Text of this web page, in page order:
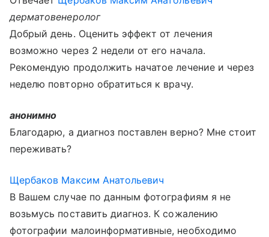
дерматовенеролог
Добрый день. Оценить эффект от лечения
возможно через 2 недели от его начала.
Рекомендую продолжить начатое лечение и через
неделю повторно обратиться к врачу.
анонимно
Благодарю, а диагноз поставлен верно? Мне стоит
переживать?
Щербаков Максим Анатольевич
В Вашем случае по данным фотографиям я не
возьмусь поставить диагноз. К сожалению
фотографии малоинформативные, необходимо